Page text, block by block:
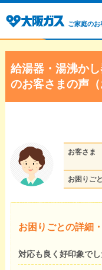
ご家庭のお
給湯器・湯沸か
のお客さまの声（
お客さま
お困りごと
お困りごとの詳細
対応も良く好印象でし